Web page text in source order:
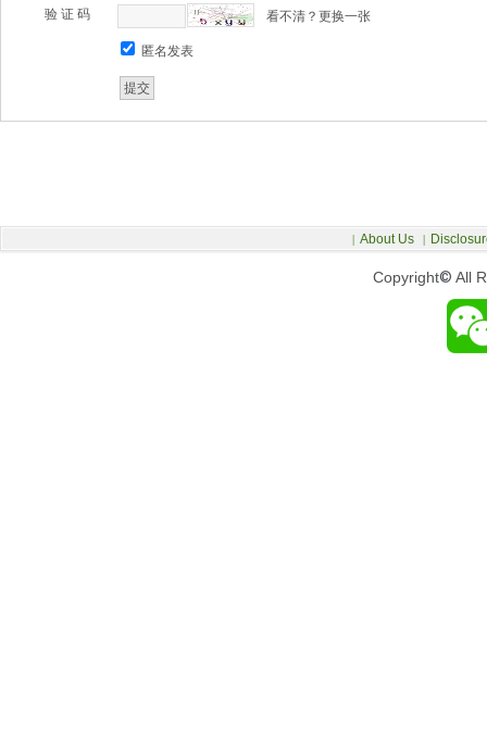
验 证 码 看不清？更换一张
匿名发表
Copyright© All
| About Us |